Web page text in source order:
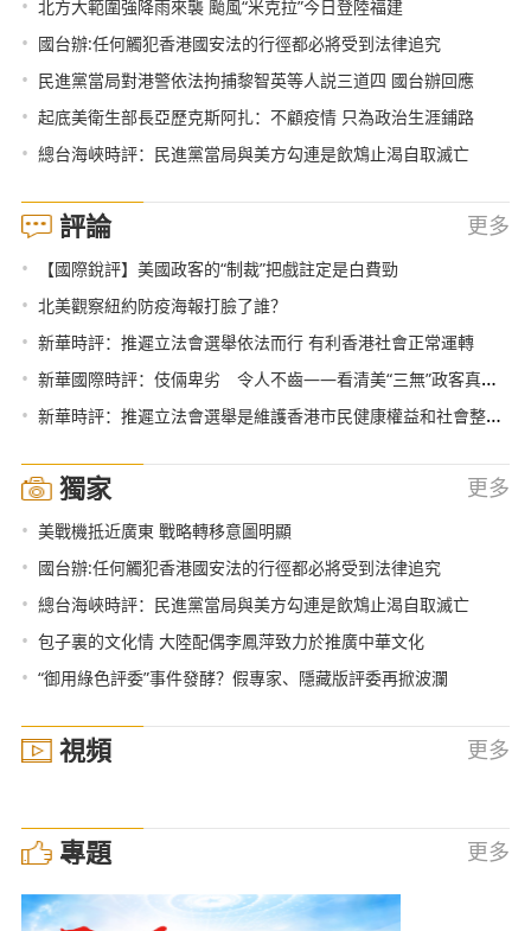
• 北方大範圍強降雨來襲 颱風“米克拉”今日登陸福建
• 國台辦:任何觸犯香港國安法的行徑都必將受到法律追究
• 民進黨當局對港警依法拘捕黎智英等人説三道四 國台辦回應
• 起底美衛生部長亞歷克斯阿扎：不顧疫情 只為政治生涯鋪路
• 總台海峽時評：民進黨當局與美方勾連是飲鴆止渴自取滅亡
評論 更多
• 【國際銳評】美國政客的“制裁”把戲註定是白費勁
• 北美觀察紐約防疫海報打臉了誰？
• 新華時評：推遲立法會選舉依法而行 有利香港社會正常運轉
• 新華國際時評：伎倆卑劣 令人不齒——看清美“三無”政客真面目系列評論之二
• 新華時評：推遲立法會選舉是維護香港市民健康權益和社會整體利益的及時必要之舉
獨家 更多
• 美戰機抵近廣東 戰略轉移意圖明顯
• 國台辦:任何觸犯香港國安法的行徑都必將受到法律追究
• 總台海峽時評：民進黨當局與美方勾連是飲鴆止渴自取滅亡
• 包子裏的文化情 大陸配偶李鳳萍致力於推廣中華文化
• “御用綠色評委”事件發酵？假專家、隱藏版評委再掀波瀾
視頻 更多
專題 更多